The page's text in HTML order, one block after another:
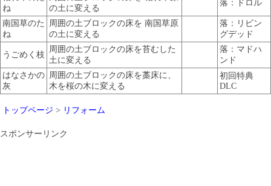
ね
の土に変える
落：ドロル
南国草のた
ね
周囲の土ブロックの床を 南国草原
の土に変える
落：リビン
グデッド
うごめく枝
周囲の土ブロックの床を苔むした
土に変える
落：マドハ
ンド
はなさかの
灰
周囲の土ブロックの床を藁床に、
木を桜の木に変える
初回特典
DLC
トップページ > リフォーム
スポンサーリンク